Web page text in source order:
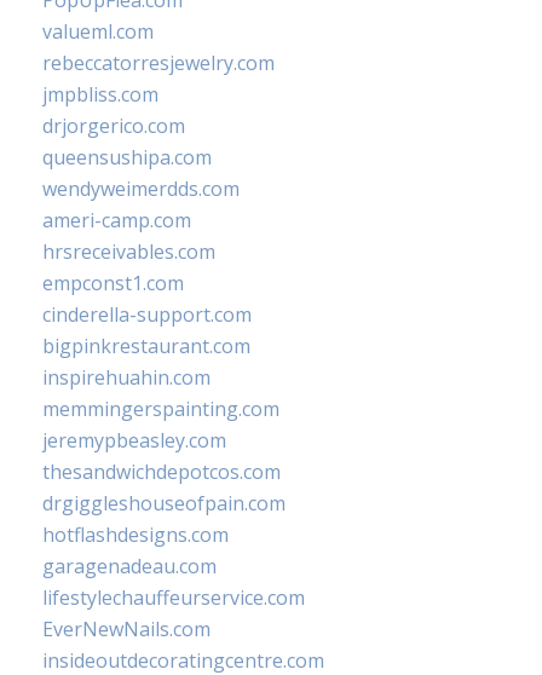
valueml.com
rebeccatorresjewelry.com
jmpbliss.com
drjorgerico.com
queensushipa.com
wendyweimerdds.com
ameri-camp.com
hrsreceivables.com
empconst1.com
cinderella-support.com
bigpinkrestaurant.com
inspirehuahin.com
memmingerspainting.com
jeremypbeasley.com
thesandwichdepotcos.com
drgiggleshouseofpain.com
hotflashdesigns.com
garagenadeau.com
lifestylechauffeurservice.com
EverNewNails.com
insideoutdecoratingcentre.com